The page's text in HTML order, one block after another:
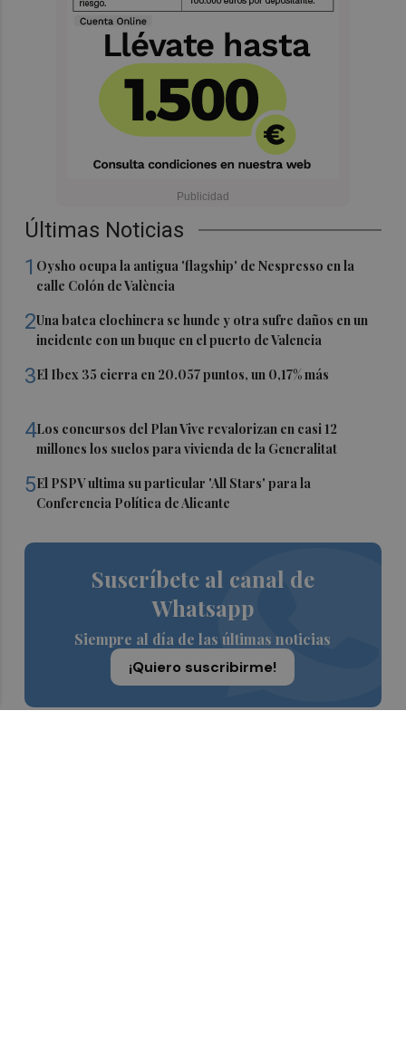
Últimas Noticias
1 Oysho ocupa la antigua 'flagship' de Nespresso en la
calle Colón de València
2Una batea clochinera se hunde y otra sufre daños en un
incidente con un buque en el puerto de Valencia
3El Ibex 35 cierra en 20.057 puntos, un 0,17% más
4Los concursos del Plan Vive revalorizan en casi 12
millones los suelos para vivienda de la Generalitat
5El PSPV ultima su particular 'All Stars' para la
Conferencia Política de Alicante
Suscríbete al canal de
Whatsapp
Siempre al día de las últimas noticias
¡Quiero suscribirme!